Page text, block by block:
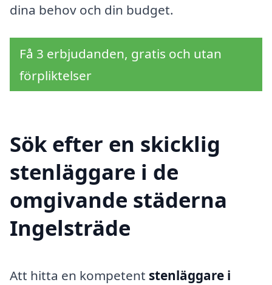
dina behov och din budget.
Få 3 erbjudanden, gratis och utan
förpliktelser
Sök efter en skicklig
stenläggare i de
omgivande städerna
Ingelsträde
Att hitta en kompetent stenläggare i